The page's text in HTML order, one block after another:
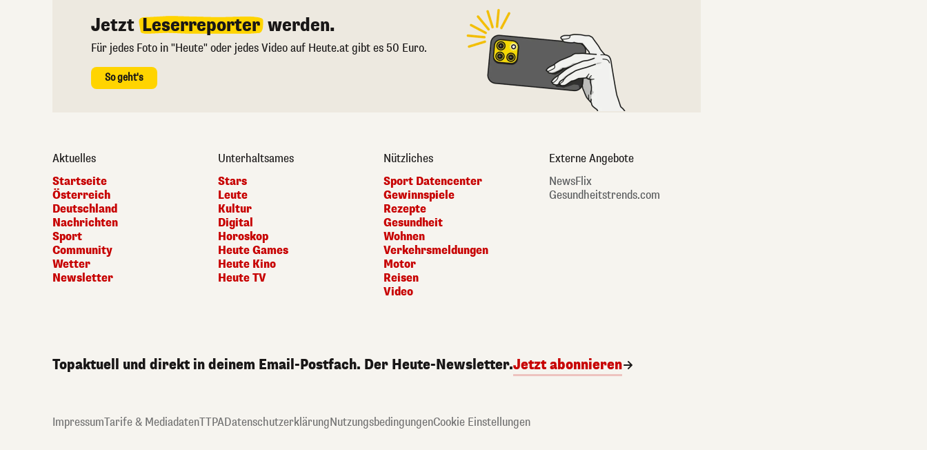
Jetzt Leserreporter werden.
Für jedes Foto in "Heute" oder jedes Video auf Heute.at gibt es 50 Euro.
So geht's
Aktuelles
Startseite
Österreich
Deutschland
Nachrichten
Sport
Community
Wetter
Newsletter
Unterhaltsames
Stars
Leute
Kultur
Digital
Horoskop
Heute Games
Heute Kino
Heute TV
Nützliches
Sport Datencenter
Gewinnspiele
Rezepte
Gesundheit
Wohnen
Verkehrsmeldungen
Motor
Reisen
Video
Externe Angebote
NewsFlix
Gesundheitstrends.com
Topaktuell und direkt in deinem Email-Postfach. Der Heute-Newsletter.Jetzt abonnieren
ImpressumTarife & MediadatenTTPADatenschutzerklärungNutzungsbedingungenCookie Einstellungen